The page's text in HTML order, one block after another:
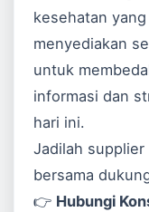
kesehatan
menyediakan
untuk
informasi dan
hari ini.
Jadilah
bersama
👉 Hubungi